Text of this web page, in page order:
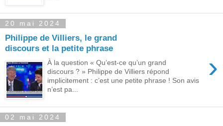
20 mai 2024
Philippe de Villiers, le grand
discours et la petite phrase
›
À la question « Qu’est-ce qu’un grand
discours ? » Philippe de Villiers répond
implicitement : c’est une petite phrase ! Son avis
n’est pa...
02 mai 2024